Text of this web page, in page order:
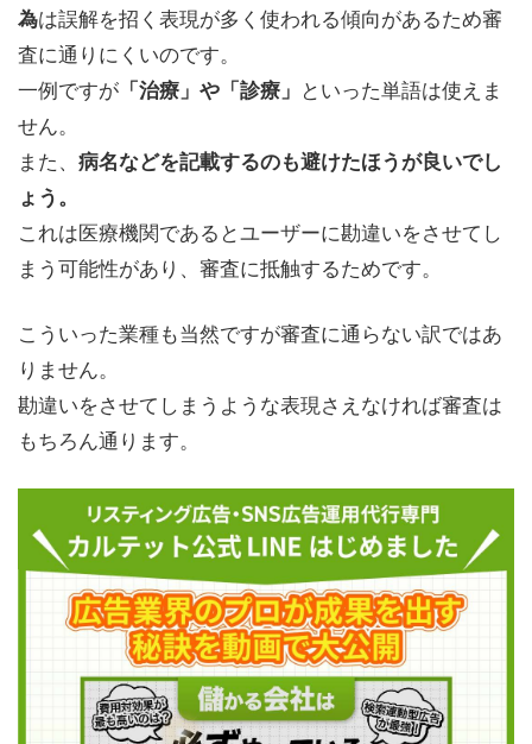
為は誤解を招く表現が多く使われる傾向があるため審
査に通りにくいのです。
一例ですが 「治療」や「診療」 といった単語は使えま
せん。
また、 病名などを記載するのも避けたほうが良いでし
ょう。
これは医療機関であるとユーザーに勘違いをさせてし
まう可能性があり、審査に抵触するためです。
こういった業種も当然ですが審査に通らない訳ではあ
りません。
勘違いをさせてしまうような表現さえなければ審査は
もちろん通ります。